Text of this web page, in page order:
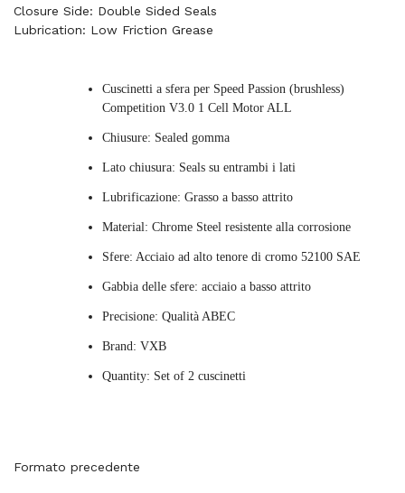
Closure Side: Double Sided Seals
Lubrication: Low Friction Grease
Cuscinetti a sfera per Speed Passion (brushless)
Competition V3.0 1 Cell Motor ALL
Chiusure: Sealed gomma
Lato chiusura: Seals su entrambi i lati
Lubrificazione: Grasso a basso attrito
Material: Chrome Steel resistente alla corrosione
Sfere: Acciaio ad alto tenore di cromo 52100 SAE
Gabbia delle sfere: acciaio a basso attrito
Precisione: Qualità ABEC
Brand: VXB
Quantity: Set of 2 cuscinetti
Formato precedente